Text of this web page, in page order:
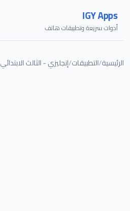
IGY Apps
أدوات سريعة وتطبيقات هاتف
الرئيسية/التطبيقات/إنجليزي - الثالث الابتدائي